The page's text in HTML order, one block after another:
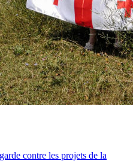
contre les projets de la